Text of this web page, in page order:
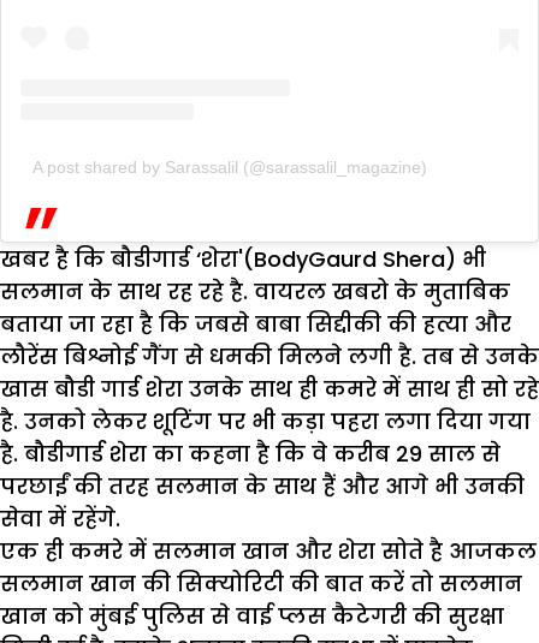
A post shared by Sarassalil (@sarassalil_magazine)
खबर है कि बौडीगार्ड ‘शेरा'(BodyGaurd Shera) भी
सलमान के साथ रह रहे है. वायरल खबरो के मुताबिक
बताया जा रहा है कि जबसे बाबा सिद्दीकी की हत्या और
लौरेंस बिश्नोई गैंग से धमकी मिलने लगी है. तब से उनके
खास बौडी गार्ड शेरा उनके साथ ही कमरे में साथ ही सो रहे
है. उनको लेकर शूटिंग पर भी कड़ा पहरा लगा दिया गया
है. बौडीगार्ड शेरा का कहना है कि वे करीब 29 साल से
परछाईं की तरह सलमान के साथ हैं और आगे भी उनकी
सेवा में रहेंगे.
एक ही कमरे में सलमान खान और शेरा सोते है आजकल
सलमान खान की सिक्योरिटी की बात करें तो सलमान
खान को मुंबई पुलिस से वाई प्लस कैटेगरी की सुरक्षा